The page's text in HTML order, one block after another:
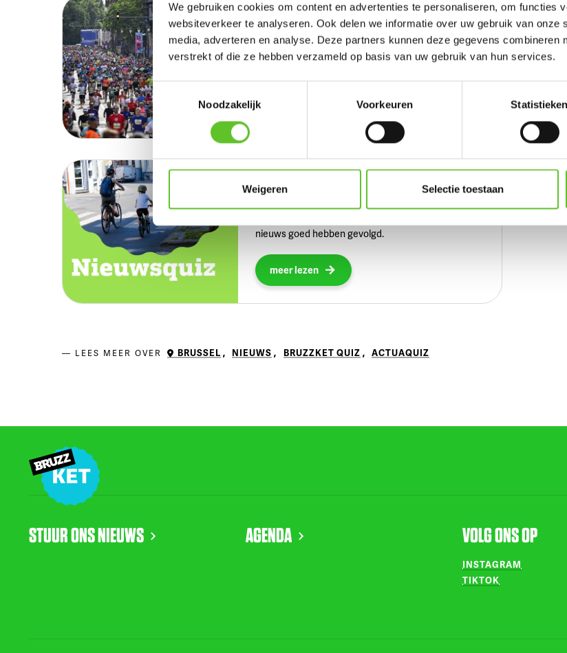
We gebruiken cookies om content en advertenties te personaliseren, om functies
websiteverkeer te analyseren. Ook delen we informatie over uw gebruik van onze
media, adverteren en analyse. Deze partners kunnen deze gegevens combineren
verstrekt of die ze hebben verzameld op basis van uw gebruik van hun services.
Toestemmingsselectie
Noodzakelijk
Voorkeuren Statistieken
Weigeren Selectie toestaan
Hoe zat het nu precies?
Kwam je er niet helemaal uit? Of wil je gewoon nog
Alles over de antwoorden
BRUZZKet Quiz
nieuws goed hebben gevolgd.
meer lezen
LEES MEER OVER BRUSSEL , NIEUWS , BRUZZKET QUIZ , ACTUAQUIZ
STUUR ONS NIEUWS AGENDA VOLG ONS OP
INSTAGRAM
TIKTOK